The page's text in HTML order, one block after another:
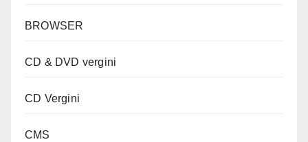
BROWSER
CD & DVD vergini
CD Vergini
CMS